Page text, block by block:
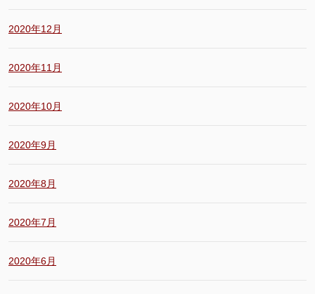
2020年12月
2020年11月
2020年10月
2020年9月
2020年8月
2020年7月
2020年6月